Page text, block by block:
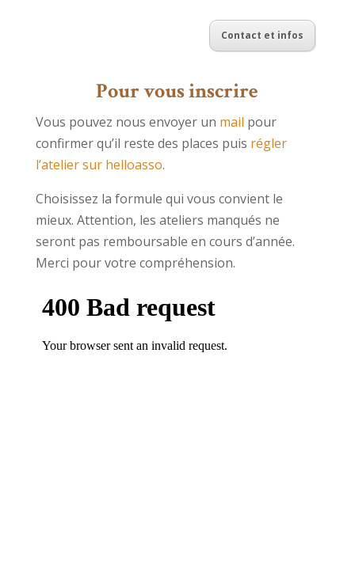
Contact et infos
Pour vous inscrire
Vous pouvez nous envoyer un mail pour
confirmer qu’il reste des places puis régler
l’atelier sur helloasso.
Choisissez la formule qui vous convient le
mieux. Attention, les ateliers manqués ne
seront pas remboursable en cours d’année.
Merci pour votre compréhension.